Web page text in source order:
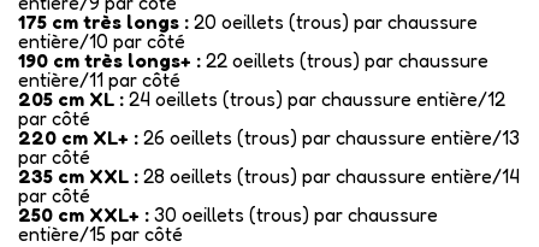
175 cm très longs : 20 oeillets (trous) par chaussure
entière/10 par côté
190 cm très longs+ : 22 oeillets (trous) par chaussure
entière/11 par côté
205 cm XL : 24 oeillets (trous) par chaussure entière/12
par côté
220 cm XL+ : 26 oeillets (trous) par chaussure entière/13
par côté
235 cm XXL : 28 oeillets (trous) par chaussure entière/14
par côté
250 cm XXL+ : 30 oeillets (trous) par chaussure
entière/15 par côté